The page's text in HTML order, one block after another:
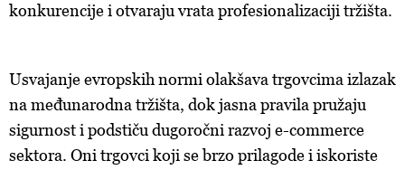
konkurencije i otvaraju vrata profesionalizaciji tržišta.
Usvajanje evropskih normi olakšava trgovcima izlazak
na međunarodna tržišta, dok jasna pravila pružaju
sigurnost i podstiču dugoročni razvoj e-commerce
sektora. Oni trgovci koji se brzo prilagode i iskoriste